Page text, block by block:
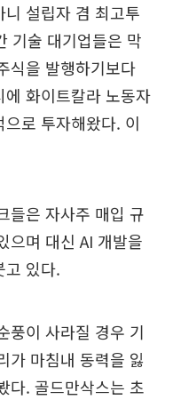
설립자 겸 최고투
기술 대기업들은 막
식을 발행하기보다
화이트칼라 노동자
로 투자해왔다. 이
들은 자사주 매입 규
으며 대신 AI 개발을
고 있다.
풍이 사라질 경우 기
가 마침내 동력을 잃
다. 골드만삭스는 초